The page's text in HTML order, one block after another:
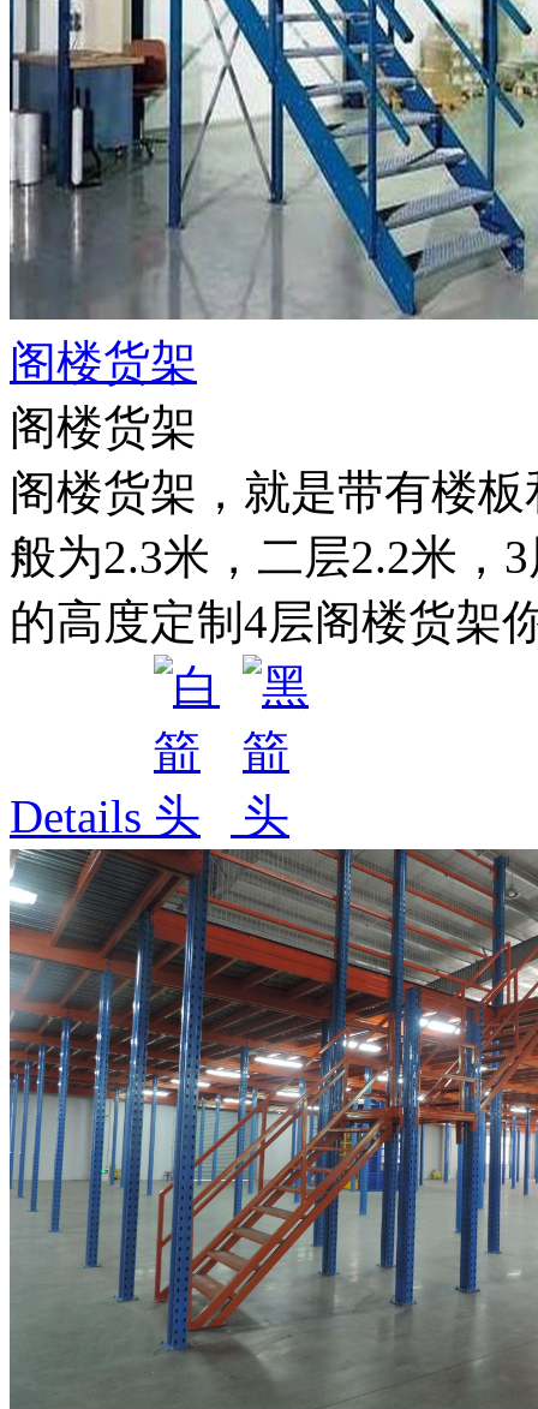
阁楼货架
阁楼货架
阁楼货架，就是带有楼
般为2.3米，二层2.2米，
的高度定制4层阁楼货架
Details